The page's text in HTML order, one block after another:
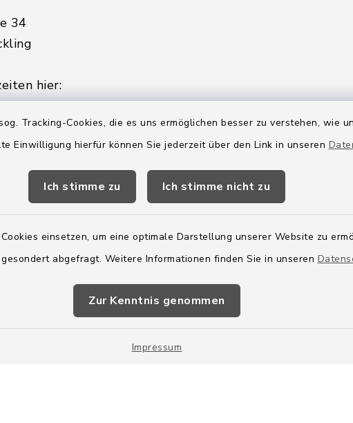
Tracking-Cookies, die es uns ermöglichen besser zu verstehen, wie
Einwilligung hierfür können Sie jederzeit über den Link in unseren
Ich stimme zu Ich stimme nicht zu
einsetzen, um eine optimale Darstellung unserer Website zu
abgefragt. Weitere Informationen finden Sie in unseren
Zur Kenntnis genommen
Impressum
34
hier:
Donnerstag,
Uhr
am Donnerstag:
179-0
- 179-44
boostedt-